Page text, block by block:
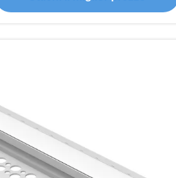
funzionamento